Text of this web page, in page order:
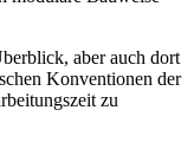
aber auch dort
Konventionen der
zu